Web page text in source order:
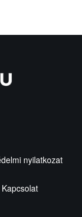
nyilatkozat
Kapcsolat